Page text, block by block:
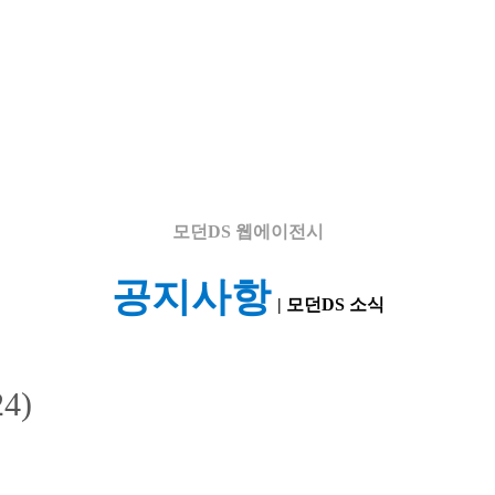
모던DS 웹에이전시
공지사항 | 모던DS 소식